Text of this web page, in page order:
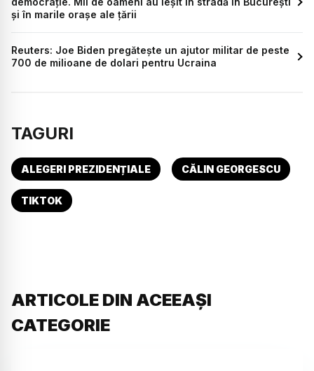
și în marile orașe ale țării
Reuters: Joe Biden pregătește un ajutor militar de peste
700 de milioane de dolari pentru Ucraina
TAGURI
ALEGERI PREZIDENȚIALE CĂLIN GEORGESCU
TIKTOK
ARTICOLE DIN ACEEAȘI
CATEGORIE